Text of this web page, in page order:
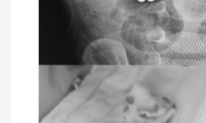
п